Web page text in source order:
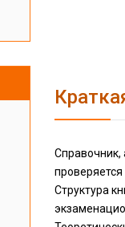
Справочник,
Структура